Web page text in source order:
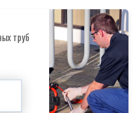
труб